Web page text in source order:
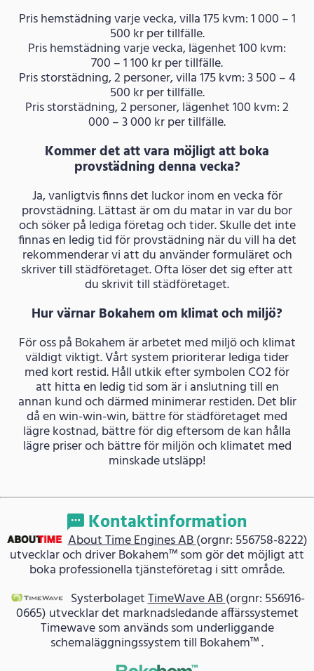
Pris hemstädning varje vecka, villa 175 kvm: 1 000 – 1
500 kr per tillfälle.
Pris hemstädning varje vecka, lägenhet 100 kvm:
700 – 1 100 kr per tillfälle.
Pris storstädning, 2 personer, villa 175 kvm: 3 500 – 4
500 kr per tillfälle.
Pris storstädning, 2 personer, lägenhet 100 kvm: 2
000 – 3 000 kr per tillfälle.
Kommer det att vara möjligt att boka
provstädning denna vecka?
Ja, vanligtvis finns det luckor inom en vecka för
provstädning. Lättast är om du matar in var du bor
och söker på lediga företag och tider. Skulle det inte
finnas en ledig tid för provstädning när du vill ha det
rekommenderar vi att du använder formuläret och
skriver till städföretaget. Ofta löser det sig efter att
du skrivit till städföretaget.
Hur värnar Bokahem om klimat och miljö?
För oss på Bokahem är arbetet med miljö och klimat
väldigt viktigt. Vårt system prioriterar lediga tider
med kort restid. Håll utkik efter symbolen CO2 för
att hitta en ledig tid som är i anslutning till en
annan kund och därmed minimerar restiden. Det blir
då en win-win-win, bättre för städföretaget med
lägre kostnad, bättre för dig eftersom de kan hålla
lägre priser och bättre för miljön och klimatet med
minskade utsläpp!
Kontaktinformation
About Time Engines AB(orgnr: 556758-8222)
utvecklar och driver Bokahem™ som gör det möjligt att
boka professionella tjänsteföretag i sitt område.
SysterbolagetTimeWave AB(orgnr: 556916-
0665) utvecklar det marknadsledande affärssystemet
Timewave som används som underliggande
schemaläggningssystem till Bokahem™ .